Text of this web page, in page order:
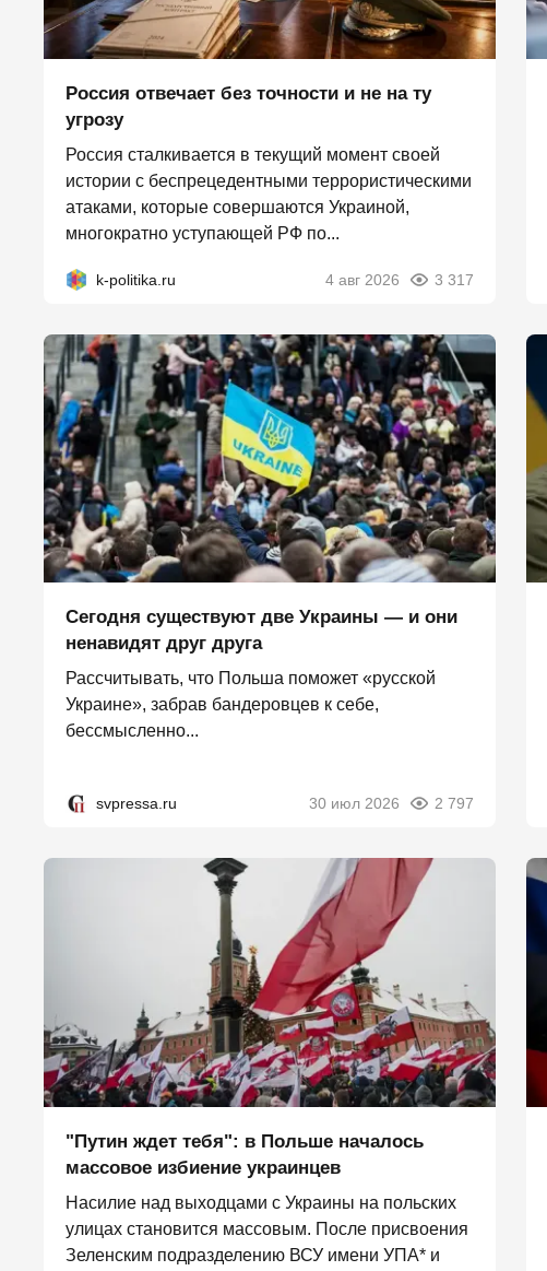
Россия отвечает без точности и не на ту
угрозу
Россия сталкивается в текущий момент своей
истории с беспрецедентными террористическими
атаками, которые совершаются Украиной,
многократно уступающей РФ по...
k-politika.ru 4 авг 2026 3 317
Сегодня существуют две Украины — и они
ненавидят друг друга
Рассчитывать, что Польша поможет «русской
Украине», забрав бандеровцев к себе,
бессмысленно...
svpressa.ru 30 июл 2026 2 797
"Путин ждет тебя": в Польше началось
массовое избиение украинцев
Насилие над выходцами с Украины на польских
улицах становится массовым. После присвоения
Зеленским подразделению ВСУ имени УПА* и